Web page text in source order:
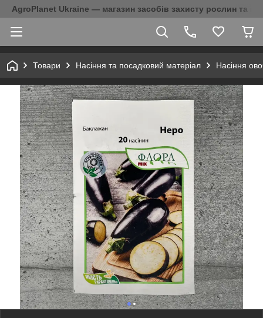
AgroPlanet Ukraine — магазин засобів захисту рослин та
Товари Насіння та посадковий матеріал Насіння